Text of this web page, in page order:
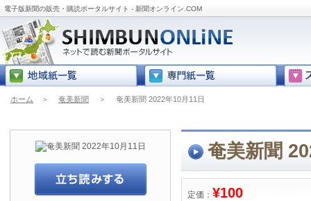
電子版新聞の販売・購読ポータルサイト - 新聞オンライン.COM
ホーム ＞ 奄美新聞 ＞ 奄美新聞 2022年10月11日
奄美新聞
定価： ¥100